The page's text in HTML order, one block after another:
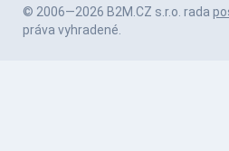
© 2006—2026 B2M.CZ s.r.o. rada
práva vyhradené.